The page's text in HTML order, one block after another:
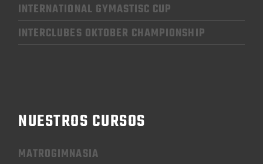
INTERNATIONAL GYMASTISC CUP
INTERCLUBES OKTOBER CHAMPIONSHIP
NUESTROS CURSOS
MATROGIMNASIA